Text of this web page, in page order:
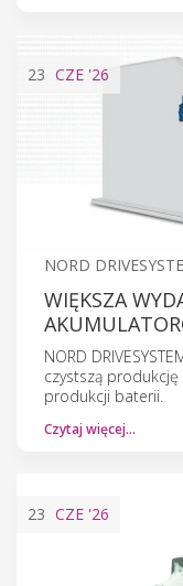
23 CZE '26
NORD
WIĘKSZA
NORD
czystszą
produkcji baterii.
Czytaj więcej…
23 CZE '26